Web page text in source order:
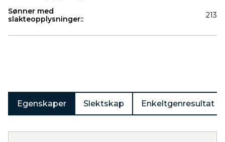
Sønner med
slakteopplysninger::
213
Egenskaper Slektskap Enkeltgenresultat